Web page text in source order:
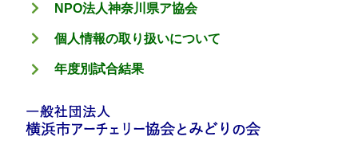
NPO法人神奈川県ア協会
個人情報の取り扱いについて
年度別試合結果